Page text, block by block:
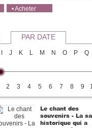
• Acheter
PAR DATE
J K L M N O P Q
2 3 4 5 6 7 8 9
Le chant des
souvenirs - La
historique qui a